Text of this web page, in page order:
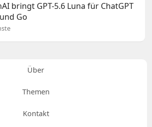
bringt GPT-5.6 Luna für ChatGPT
Go
Über
Themen
Kontakt